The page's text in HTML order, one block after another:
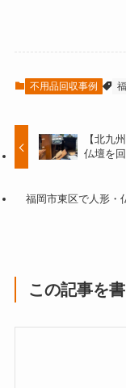
不用品回収事例
【北九
仏壇を
福岡市東区で人形・
この記事を